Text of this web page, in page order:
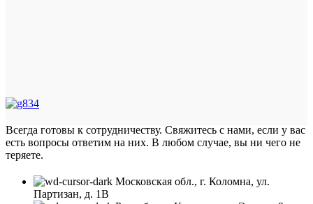
Всегда готовы к сотрудничеству. Свяжитесь с нами, если у вас
есть вопросы ответим на них. В любом случае, вы ни чего не
теряете.
Московская обл., г. Коломна, ул.
Партизан, д. 1В